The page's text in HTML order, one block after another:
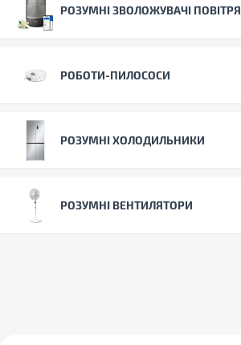
РОЗУМНІ ЗВОЛОЖУВАЧІ ПОВІТРЯ
РОБОТИ-ПИЛОСОСИ
РОЗУМНІ ХОЛОДИЛЬНИКИ
РОЗУМНІ ВЕНТИЛЯТОРИ